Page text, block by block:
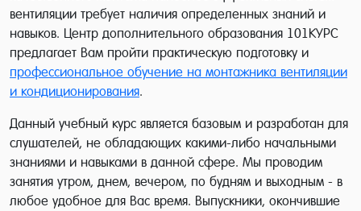
вентиляции требует наличия определенных знаний и
навыков. Центр дополнительного образования 101КУРС
предлагает Вам пройти практическую подготовку и
профессиональное обучение на монтажника вентиляции
и кондиционирования.
Данный учебный курс является базовым и разработан для
слушателей, не обладающих какими-либо начальными
знаниями и навыками в данной сфере. Мы проводим
занятия утром, днем, вечером, по будням и выходным - в
любое удобное для Вас время. Выпускники, окончившие